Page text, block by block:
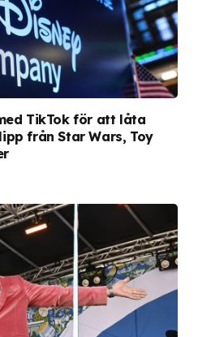
TikTok för att låta
från Star Wars, Toy